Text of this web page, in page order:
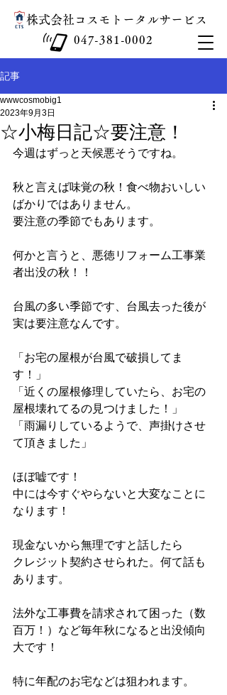
​株式会社コスモトータルサービス
047-381-0002
記事
☆小梅日記☆要注意！
wwwcosmobig1
2023年9月3日
今週はずっと天候悪そうですね。
秋と言えば味覚の秋！食べ物おいしい
ばかりではありません。
要注意の季節でもあります。
何かと言うと、悪徳リフォーム工事業
者出没の秋！！
台風の多い季節です、台風去った後が
実は要注意なんです。
「お宅の屋根が台風で破損してま
す！」
「近くの屋根修理していたら、お宅の
屋根壊れてるの見つけました！」
「雨漏りしているようで、声掛けさせ
て頂きました」
ほぼ嘘です！
中には今すぐやらないと大変なことに
なります！
現金ないから無理ですと話したら
クレジット契約させられた。何て話も
あります。
法外な工事費を請求されて困った（数
百万！）など毎年秋になると出没傾向
大です！
特に年配のお宅などは狙われます。